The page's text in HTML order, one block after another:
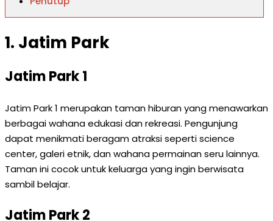
1. Jatim Park
Jatim Park 1
Jatim Park 1 merupakan taman hiburan yang menawarkan
berbagai wahana edukasi dan rekreasi. Pengunjung
dapat menikmati beragam atraksi seperti science
center, galeri etnik, dan wahana permainan seru lainnya.
Taman ini cocok untuk keluarga yang ingin berwisata
sambil belajar.
Jatim Park 2